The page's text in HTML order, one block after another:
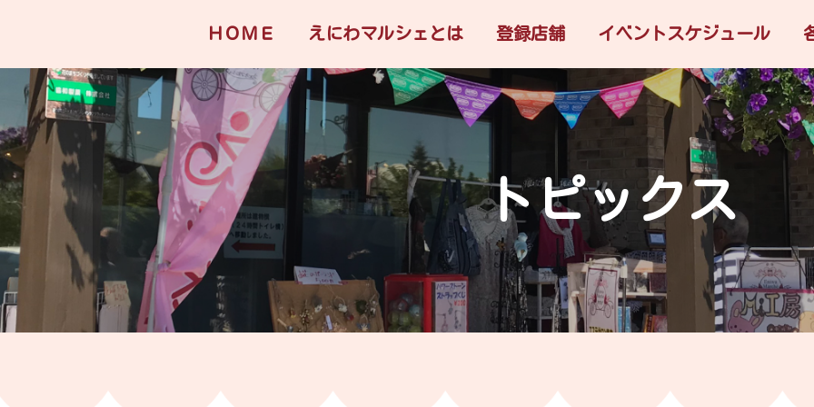
ＨＯＭＥ えにわマルシェとは 登録店舗 イベントスケジュール
トピックス